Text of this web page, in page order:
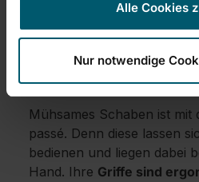
Alle Cookies
Nur notwendige
sich mit den Spätzlehobeln
von Leifheit besonders
Angenehme
Mühsames Schaben ist mit
passé. Denn diese lassen
bedienen und liegen dabei
Hand. Ihre Griffe sind